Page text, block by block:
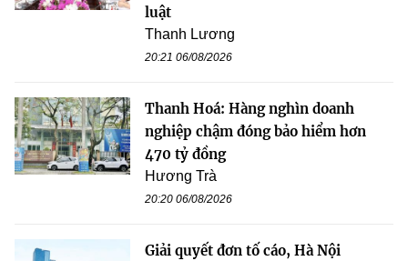
luật
Thanh Lương
20:21 06/08/2026
Thanh Hoá: Hàng nghìn doanh
nghiệp chậm đóng bảo hiểm hơn
470 tỷ đồng
Hương Trà
20:20 06/08/2026
Giải quyết đơn tố cáo, Hà Nội